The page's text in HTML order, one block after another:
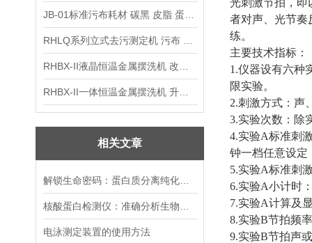
相关文章
电泳测定装置的使用方法
光刺激节拍，即
者对声、光节奏
练。
主要技术指标：
1.仪器设有六种
限实验。
2.刺激方式：声
3.实验次数：除
4.实验A标准刺
钟一档任意设定
5.实验A标准刺
6.实验A小计时
7.实验A计算及
8.实验B节拍频
9.实验B节拍声